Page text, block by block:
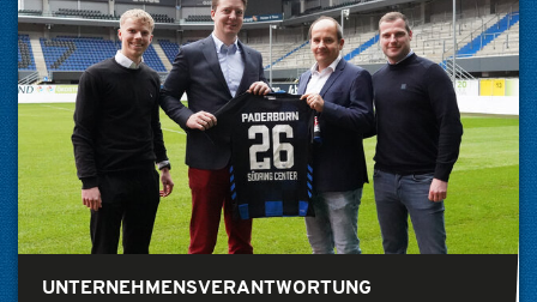
UNTERNEHMENSVERANTWORTUNG